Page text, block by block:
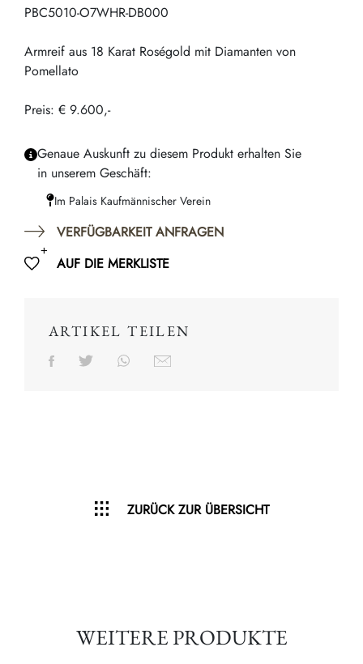
PBC5010-O7WHR-DB000
Armreif aus 18 Karat Roségold mit Diamanten von
Pomellato
Preis: € 9.600,-
Genaue Auskunft zu diesem Produkt erhalten Sie
in unserem Geschäft:
Im Palais Kaufmännischer Verein
VERFÜGBARKEIT ANFRAGEN
AUF DIE MERKLISTE
ARTIKEL TEILEN
ZURÜCK ZUR ÜBERSICHT
WEITERE PRODUKTE